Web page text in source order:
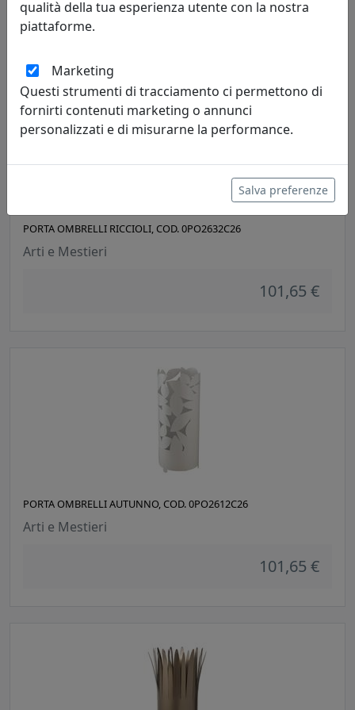
101,65 €
PORTA OMBRELLI RICCIOLI, COD. 0PO2632C26
Arti e Mestieri
101,65 €
PORTA OMBRELLI AUTUNNO, COD. 0PO2612C26
Arti e Mestieri
101,65 €
qualità della tua esperienza utente con la nostra
piattaforme.
Marketing
Questi strumenti di tracciamento ci permettono di
fornirti contenuti marketing o annunci
personalizzati e di misurarne la performance.
Salva preferenze